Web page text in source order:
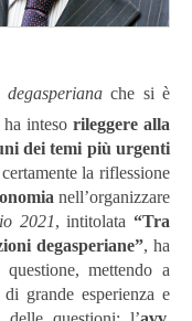
degasperianache si è
ha intesorileggere alla
dei temi più urgenti
la riflessione
nell’organizzare
2021, intitolata“Tra
degasperiane”, ha
mettendo a
grande esperienza e